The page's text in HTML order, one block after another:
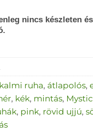
nincs készleten
ruha, átlapolós,
, kék, mintás,
, pink, rövid ujjú,